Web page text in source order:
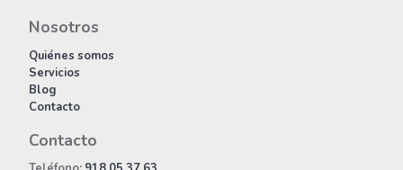
Nosotros
Quiénes somos
Servicios
Blog
Contacto
Contacto